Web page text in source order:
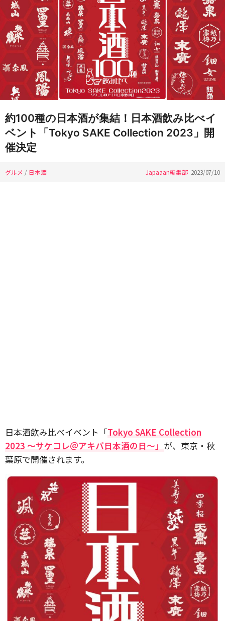
約100種の日本酒が集結！日本酒飲み比べイ
ベント「Tokyo SAKE Collection 2023」開
催決定
グルメ / 日本酒 Japaaan編集部 2023/07/10
日本酒飲み比べイベント「Tokyo SAKE Collection
2023 ～サケコレ＠アキバ日本酒の日～」 が、東京・秋
葉原で開催されます。